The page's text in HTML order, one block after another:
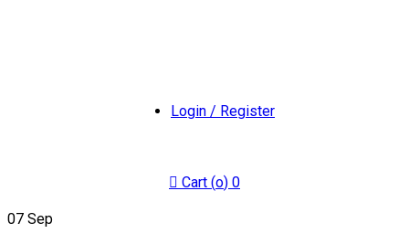
Login / Register
Cart (o) 0
07 Sep